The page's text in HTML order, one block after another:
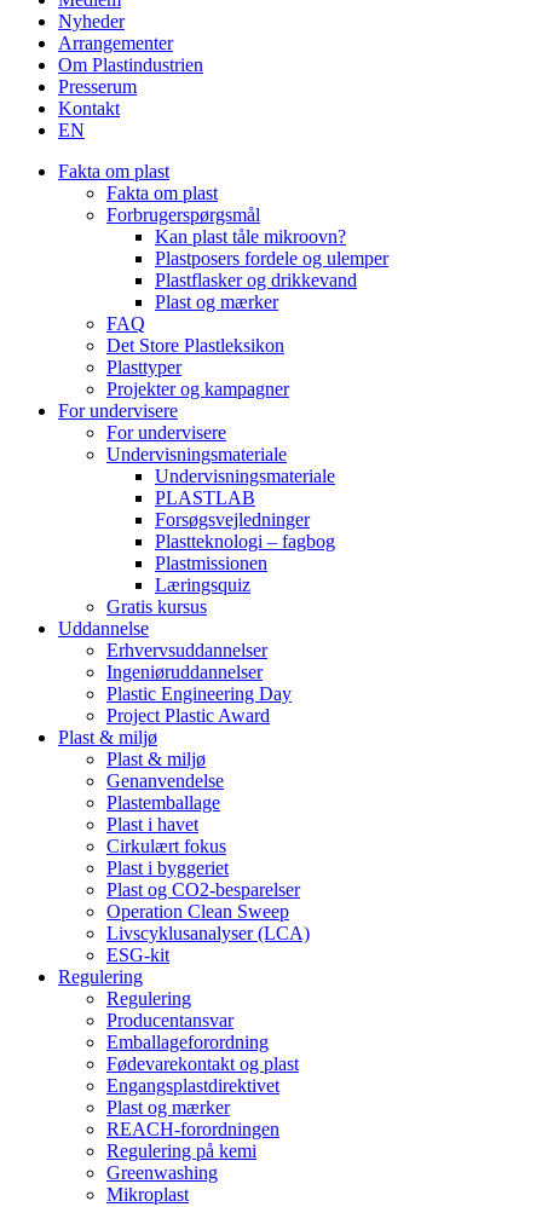
Nyheder
Arrangementer
Om Plastindustrien
Presserum
Kontakt
EN
Fakta om plast
Fakta om plast
Forbrugerspørgsmål
Kan plast tåle mikroovn?
Plastposers fordele og ulemper
Plastflasker og drikkevand
Plast og mærker
FAQ
Det Store Plastleksikon
Plasttyper
Projekter og kampagner
For undervisere
For undervisere
Undervisningsmateriale
Undervisningsmateriale
PLASTLAB
Forsøgsvejledninger
Plastteknologi – fagbog
Plastmissionen
Læringsquiz
Gratis kursus
Uddannelse
Erhvervsuddannelser
Ingeniøruddannelser
Plastic Engineering Day
Project Plastic Award
Plast & miljø
Plast & miljø
Genanvendelse
Plastemballage
Plast i havet
Cirkulært fokus
Plast i byggeriet
Plast og CO2-besparelser
Operation Clean Sweep
Livscyklusanalyser (LCA)
ESG-kit
Regulering
Regulering
Producentansvar
Emballageforordning
Fødevarekontakt og plast
Engangsplastdirektivet
Plast og mærker
REACH-forordningen
Regulering på kemi
Greenwashing
Mikroplast